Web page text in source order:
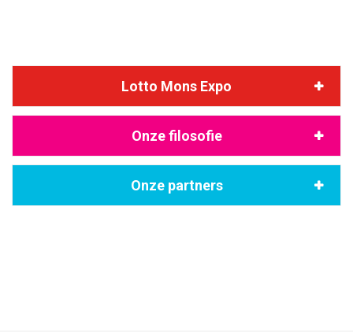
Lotto Mons Expo
Onze filosofie
Onze partners